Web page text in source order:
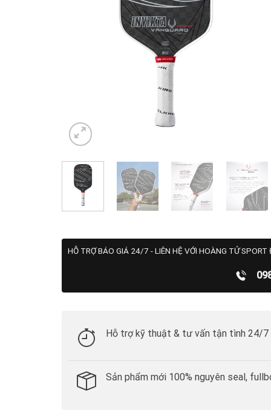
HỖ TRỢ BÁO GIÁ 24/7 - LIÊN HỆ VỚI HOÀNG TỬ
Hỗ trợ kỹ thuật & tư vấn tận tình 24/7
Sản phẩm mới 100% nguyên seal,